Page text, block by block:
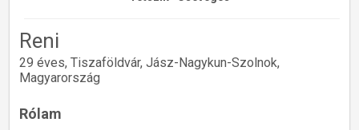
Reni
29 éves, Tiszaföldvár, Jász-Nagykun-Szolnok,
Magyarország
Rólam